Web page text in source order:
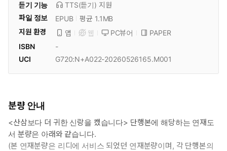
듣기 기능
TTS(듣기) 지원
파일 정보
EPUB
평균 1.1MB
지원 환경
앱 웹 PC뷰어
PAPER
ISBN
-
UCI
G720:N+A022-20260526165.M001
분량 안내
<산삼보다 더 귀한 신랑을 캤습니다> 단행본에 해당하는 연재도
서 분량은 아래와 같습니다.
(본 연재분량은 리디에 서비스 되었던 연재분량이며, 각 단행본의